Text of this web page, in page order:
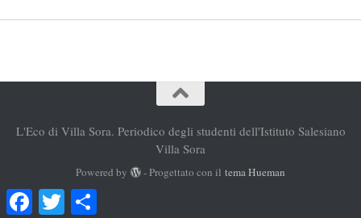
L'Eco di Villa Sora. Periodico degli studenti dell'Istituto Salesiano
Villa Sora
Powered by - Progettato con iltema Hueman
FacebookTwitter